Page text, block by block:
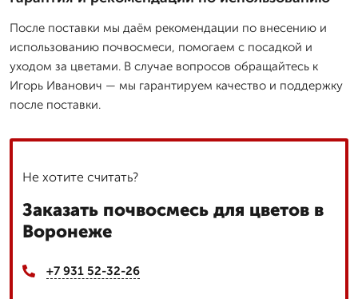
После поставки мы даём рекомендации по внесению и
использованию почвосмеси, помогаем с посадкой и
уходом за цветами. В случае вопросов обращайтесь к
Игорь Иванович — мы гарантируем качество и поддержку
после поставки.
Не хотите считать?
Заказать почвосмесь для цветов в
Воронеже
+7 931 52-32-26